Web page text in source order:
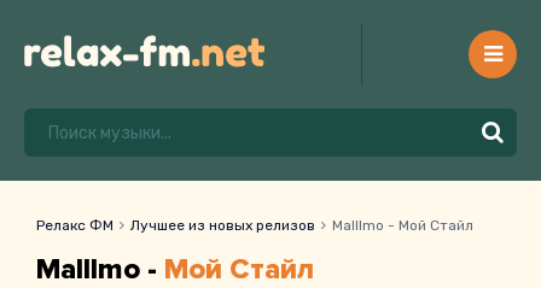
Релакс ФМ Лучшее из новых релизов Malllmo - Мой Стайл
Malllmo - Мой Стайл